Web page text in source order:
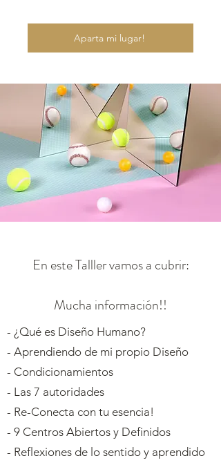
Aparta mi lugar!
En este Talller vamos a cubrir:
Mucha información!!
- ¿Qué es Diseño Humano?
- Aprendiendo de mi propio Diseño
- Condicionamientos
- Las 7 autoridades
- Re-Conecta con tu esencia!
- 9 Centros Abiertos y Definidos
- Reflexiones de lo sentido y aprendido